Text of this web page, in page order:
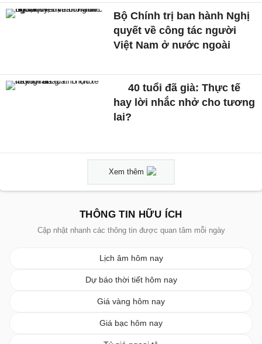
Bộ Chính trị ban hành Nghị
quyết về công tác người
Việt Nam ở nước ngoài
40 tuổi đã già: Thực tế
hay lời nhắc nhở cho tương
lai?
Xem thêm
THÔNG TIN HỮU ÍCH
Cập nhật nhanh các thông tin được quan tâm mỗi ngày
Lịch âm hôm nay
Dự báo thời tiết hôm nay
Giá vàng hôm nay
Giá bạc hôm nay